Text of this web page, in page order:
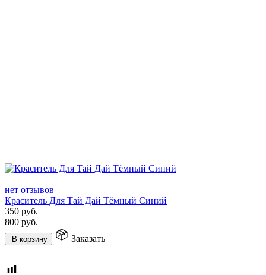
нет отзывов
Краситель Для Тай Дай Тёмный Синий
350 руб.
800 руб.
В корзину Заказать